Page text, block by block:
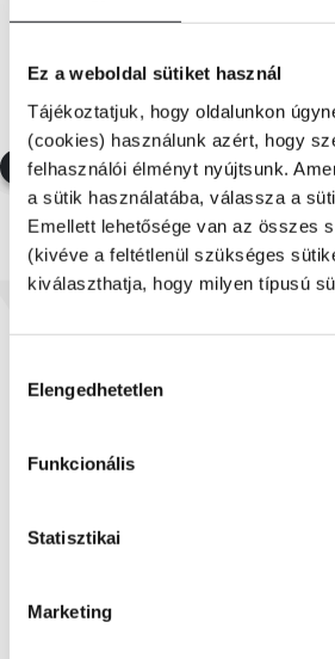
Ez a weboldal sütiket használ
Tájékoztatjuk, hogy oldalunkon
(cookies) használunk azért, hogy
felhasználói élményt nyújtsunk.
a sütik használatába, válassza a
Emellett lehetősége van az összes
(kivéve a feltétlenül szükséges
kiválaszthatja, hogy milyen típusú
kiválasztása
Elengedhetetlen
Funkcionális
Statisztikai
Marketing
Utolsó darabok